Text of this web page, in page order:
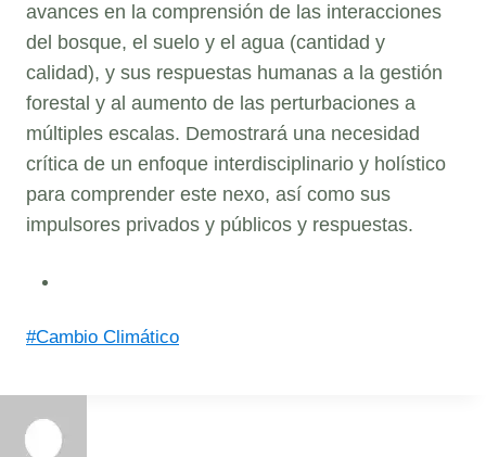
avances en la comprensión de las interacciones
del bosque, el suelo y el agua (cantidad y
calidad), y sus respuestas humanas a la gestión
forestal y al aumento de las perturbaciones a
múltiples escalas. Demostrará una necesidad
crítica de un enfoque interdisciplinario y holístico
para comprender este nexo, así como sus
impulsores privados y públicos y respuestas.
Post
#Cambio Climático